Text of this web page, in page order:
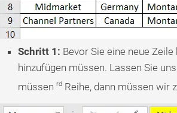
Schritt 1: Bevor Sie eine neue
hinzufügen müssen. Lassen Sie
müssen rdReihe, dann müssen wir